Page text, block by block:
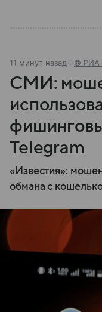
11 минут назад © РИА
СМИ:
Telegram
«Известия»:
обмана с